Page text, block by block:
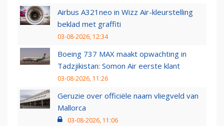
Airbus A321neo in Wizz Air-kleurstelling
beklad met graffiti
03-08-2026, 12:34
Boeing 737 MAX maakt opwachting in
Tadzjikistan: Somon Air eerste klant
03-08-2026, 11:26
Geruzie over officiële naam vliegveld van
Mallorca
03-08-2026, 11:06